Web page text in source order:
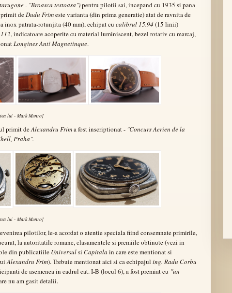
- "Broasca testoasa")pentru pilotii sai, incepand cu 1935 si pana
deDudu Frimeste varianta (din prima generatie) atat de ravnita de
inox patrata-rotunjita (40 mm), echipat cu calibrul 15.94 (15 linii)
, indicatoare acoperite cu material luminiscent, bezel rotativ cu marcaj,
Longines Anti Magnetinque.
lui - Mark Munro]
primit deAlexandru Frima fost inscriptionat - "Concurs Aerien de la
Praha".
lui - Mark Munro]
pilotilor, le-a acordat o atentie speciala fiind consemnate primirile,
la autoritatile romane, clasamentele si premiile obtinute (vezi in
din publicatiile Universulsi Capitala in care este mentionat si
Alexandru Frim). Trebuie mentionat aici si ca echipajul ing. Radu Corbu
de asemenea in cadrul cat. I-B (locul 6), a fost premiat cu "un
nu am gasit detalii.